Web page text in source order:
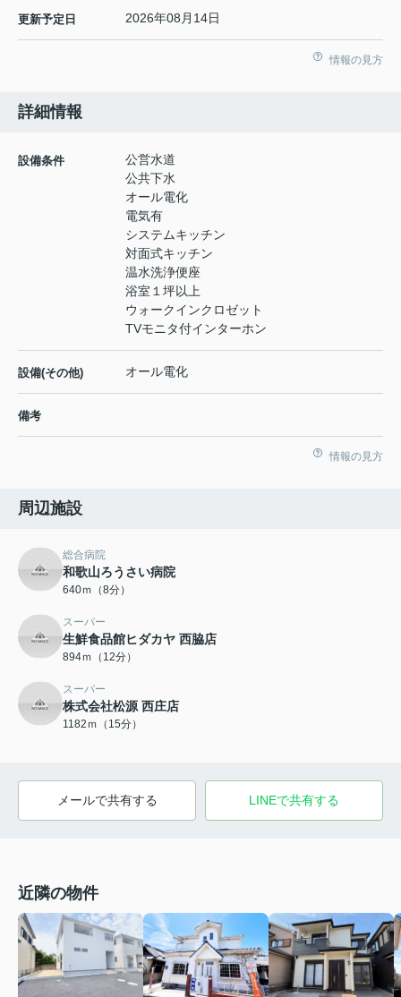
更新予定日 2026年08月14日
情報の見方
詳細情報
設備条件
公営水道
公共下水
オール電化
電気有
システムキッチン
対面式キッチン
温水洗浄便座
浴室１坪以上
ウォークインクロゼット
TVモニタ付インターホン
設備(その他) オール電化
備考
情報の見方
周辺施設
総合病院
和歌山ろうさい病院
640ｍ（8分）
スーパー
生鮮食品館ヒダカヤ 西脇店
894ｍ（12分）
スーパー
株式会社松源 西庄店
1182ｍ（15分）
メールで共有する LINEで共有する
近隣の物件